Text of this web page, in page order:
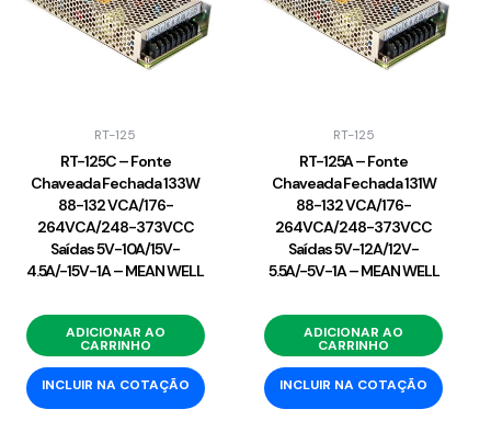
RT-125
RT-125C – Fonte
Chaveada Fechada 133W
88-132 VCA/176-
264VCA/248-373VCC
Saídas 5V-10A/15V-
4.5A/-15V-1A – MEAN WELL
ADICIONAR AO
CARRINHO
INCLUIR NA COTAÇÃO
RT-125
RT-125A – Fonte
Chaveada Fechada 131W
88-132 VCA/176-
264VCA/248-373VCC
Saídas 5V-12A/12V-
5.5A/-5V-1A – MEAN WELL
ADICIONAR AO
CARRINHO
INCLUIR NA COTAÇÃO